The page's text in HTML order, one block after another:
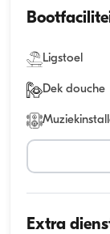
Ligstoel
Dek douche
Extra